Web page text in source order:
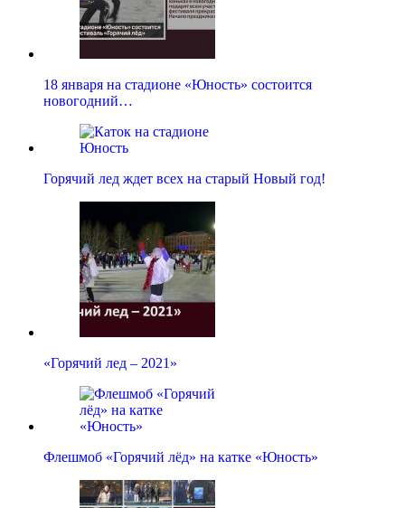
18 января на стадионе «Юность» состоится
новогодний…
Горячий лед ждет всех на старый Новый год!
«Горячий лед – 2021»
Флешмоб «Горячий лёд» на катке «Юность»